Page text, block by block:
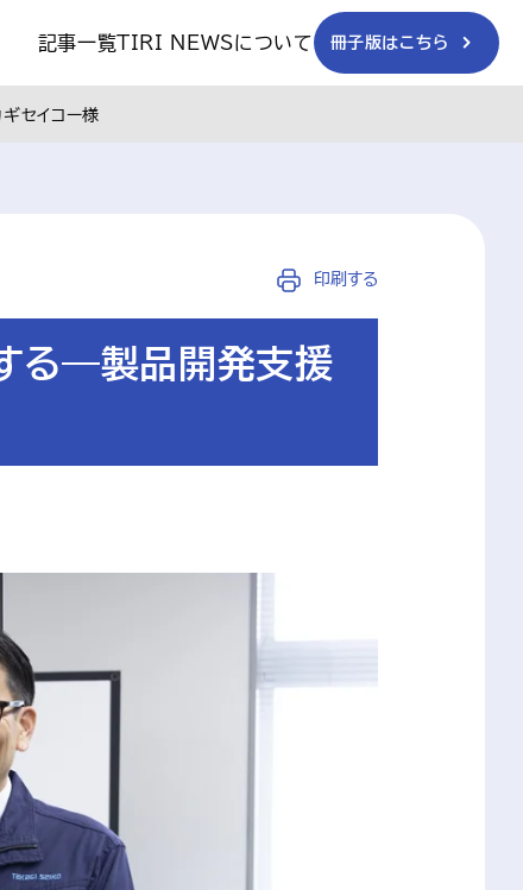
記事一覧TIRI NEWSについて 冊子版はこちら
セイコー様
印刷する
る―製品開発支援